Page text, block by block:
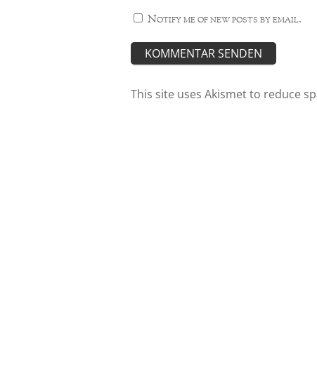
Notify me of new posts by email.
This site uses Akismet to reduce